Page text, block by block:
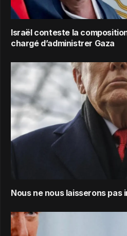
Israël conteste la
chargé d’administrer Gaza
Nous ne nous laisserons pas